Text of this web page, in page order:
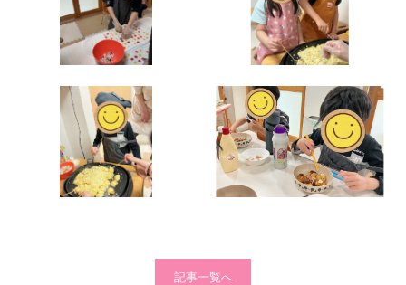
記事一覧へ